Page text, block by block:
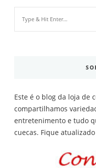
Este é o blog da loja de
compartilhamos
entretenimento e tudo
cuecas. Fique